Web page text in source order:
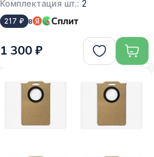
Комплектация шт.:2
217 ₽ в
1 300 ₽